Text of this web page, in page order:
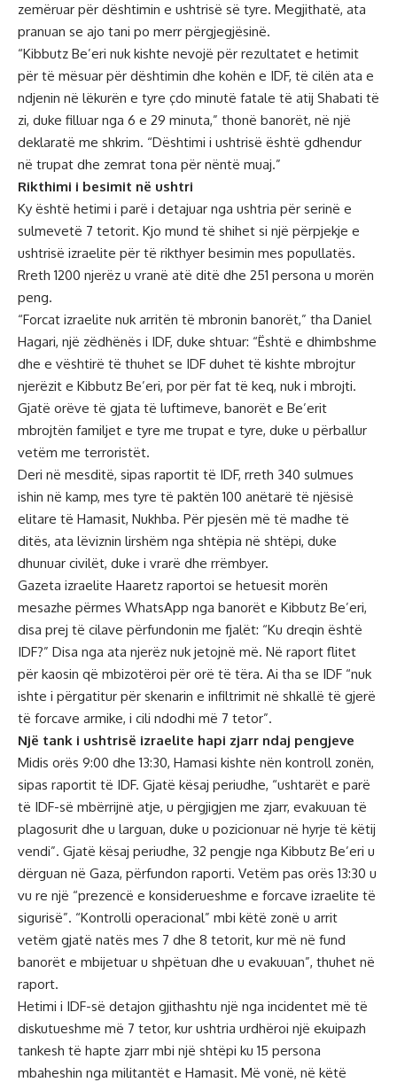
zemëruar për dështimin e ushtrisë së tyre. Megjithatë, ata
pranuan se ajo tani po merr përgjegjësinë.
“Kibbutz Be’eri nuk kishte nevojë për rezultatet e hetimit
për të mësuar për dështimin dhe kohën e IDF, të cilën ata e
ndjenin në lëkurën e tyre çdo minutë fatale të atij Shabati të
zi, duke filluar nga 6 e 29 minuta,” thonë banorët, në një
deklaratë me shkrim. “Dështimi i ushtrisë është gdhendur
në trupat dhe zemrat tona për nëntë muaj.”
Rikthimi i besimit në ushtri
Ky është hetimi i parë i detajuar nga ushtria për serinë e
sulmevetë 7 tetorit. Kjo mund të shihet si një përpjekje e
ushtrisë izraelite për të rikthyer besimin mes popullatës.
Rreth 1200 njerëz u vranë atë ditë dhe 251 persona u morën
peng.
“Forcat izraelite nuk arritën të mbronin banorët,” tha Daniel
Hagari, një zëdhënës i IDF, duke shtuar: “Është e dhimbshme
dhe e vështirë të thuhet se IDF duhet të kishte mbrojtur
njerëzit e Kibbutz Be’eri, por për fat të keq, nuk i mbrojti.
Gjatë orëve të gjata të luftimeve, banorët e Be’erit
mbrojtën familjet e tyre me trupat e tyre, duke u përballur
vetëm me terroristët.
Deri në mesditë, sipas raportit të IDF, rreth 340 sulmues
ishin në kamp, ​​mes tyre të paktën 100 anëtarë të njësisë
elitare të Hamasit, Nukhba. Për pjesën më të madhe të
ditës, ata lëviznin lirshëm nga shtëpia në shtëpi, duke
dhunuar civilët, duke i vrarë dhe rrëmbyer.
Gazeta izraelite Haaretz raportoi se hetuesit morën
mesazhe përmes WhatsApp nga banorët e Kibbutz Be’eri,
disa prej të cilave përfundonin me fjalët: “Ku dreqin është
IDF?” Disa nga ata njerëz nuk jetojnë më. Në raport flitet
për kaosin që mbizotëroi për orë të tëra. Ai tha se IDF “nuk
ishte i përgatitur për skenarin e infiltrimit në shkallë të gjerë
të forcave armike, i cili ndodhi më 7 tetor”.
Një tank i ushtrisë izraelite hapi zjarr ndaj pengjeve
Midis orës 9:00 dhe 13:30, Hamasi kishte nën kontroll zonën,
sipas raportit të IDF. Gjatë kësaj periudhe, “ushtarët e parë
të IDF-së mbërrijnë atje, u përgjigjen me zjarr, evakuuan të
plagosurit dhe u larguan, duke u pozicionuar në hyrje të këtij
vendi”. Gjatë kësaj periudhe, 32 pengje nga Kibbutz Be’eri u
dërguan në Gaza, përfundon raporti. Vetëm pas orës 13:30 u
vu re një “prezencë e konsiderueshme e forcave izraelite të
sigurisë”. “Kontrolli operacional” mbi këtë zonë u arrit
vetëm gjatë natës mes 7 dhe 8 tetorit, kur më në fund
banorët e mbijetuar u shpëtuan dhe u evakuuan”, thuhet në
raport.
Hetimi i IDF-së detajon gjithashtu një nga incidentet më të
diskutueshme më 7 tetor, kur ushtria urdhëroi një ekuipazh
tankesh të hapte zjarr mbi një shtëpi ku 15 persona
mbaheshin nga militantët e Hamasit. Më vonë, në këtë